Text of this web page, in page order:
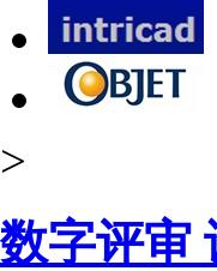
>
数字评审